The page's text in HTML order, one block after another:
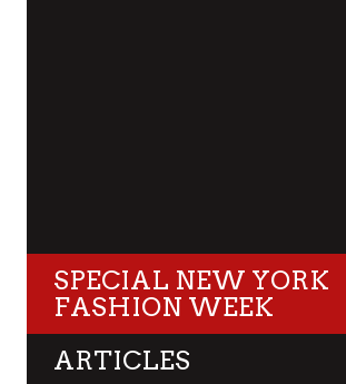
SPECIAL NEW YORK
FASHION WEEK
ARTICLES